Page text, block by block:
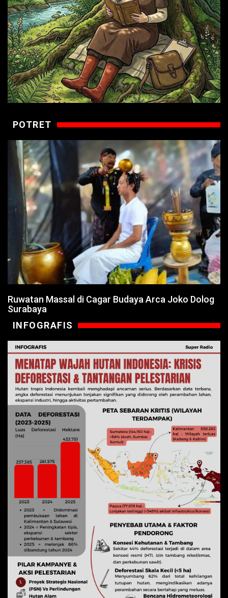
POTRET
Ruwatan Massal di Cagar Budaya Arca Joko Dolog
Surabaya
INFOGRAFIS